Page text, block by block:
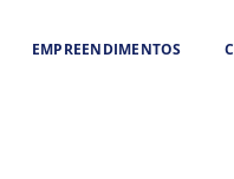
EMPREENDIMENTOS